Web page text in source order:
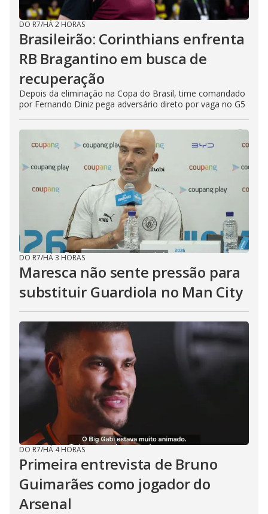
DO R7/HÁ 2 HORAS
Brasileirão: Corinthians enfrenta
RB Bragantino em busca de
recuperação
Depois da eliminação na Copa do Brasil, time comandado
por Fernando Diniz pega adversário direto por vaga no G5
DO R7/HÁ 3 HORAS
Maresca não sente pressão para
substituir Guardiola no Man City
DO R7/HÁ 4 HORAS
Primeira entrevista de Bruno
Guimarães como jogador do
Arsenal